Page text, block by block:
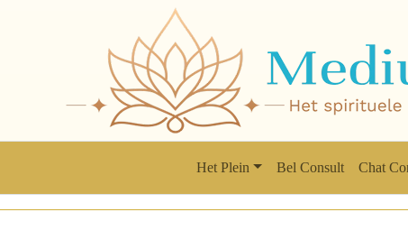
Het Plein Bel Consult Chat